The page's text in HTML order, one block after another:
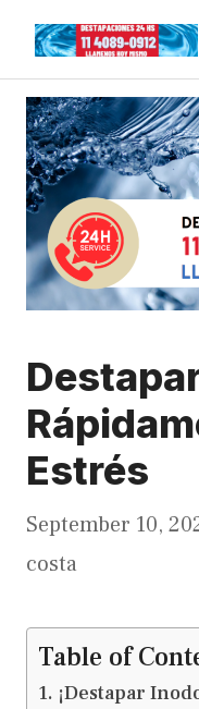
content
Estrés
September 10,
costa
Table of
¡Destapar